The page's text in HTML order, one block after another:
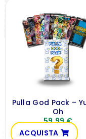
Pulla God Pack –
Oh
59,99€
ACQUISTA